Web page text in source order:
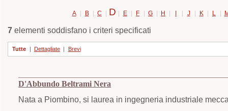
A | B | C | D | E | F | G | H | I | J | K | L |
7elementi soddisfano i criteri specificati
Tutte | Dettagliate | Brevi
D'Abbundo Beltrami Nera
Nata a Piombino, si laurea in ingegneria industriale